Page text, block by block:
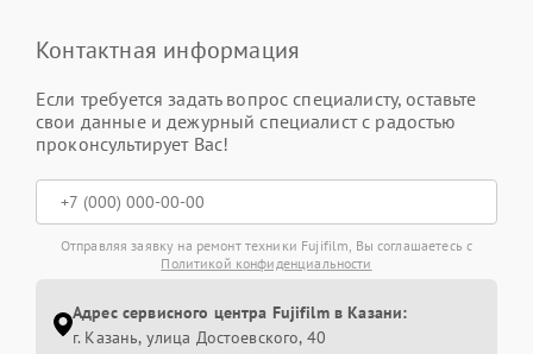
Контактная информация
Если требуется задать вопрос специалисту, оставьте
свои данные и дежурный специалист с радостью
проконсультирует Вас!
Отправляя заявку на ремонт техники Fujifilm, Вы соглашаетесь с
Политикой конфиденциальности
Адрес сервисного центра Fujifilm в Казани:
г. Казань, улица Достоевского, 40